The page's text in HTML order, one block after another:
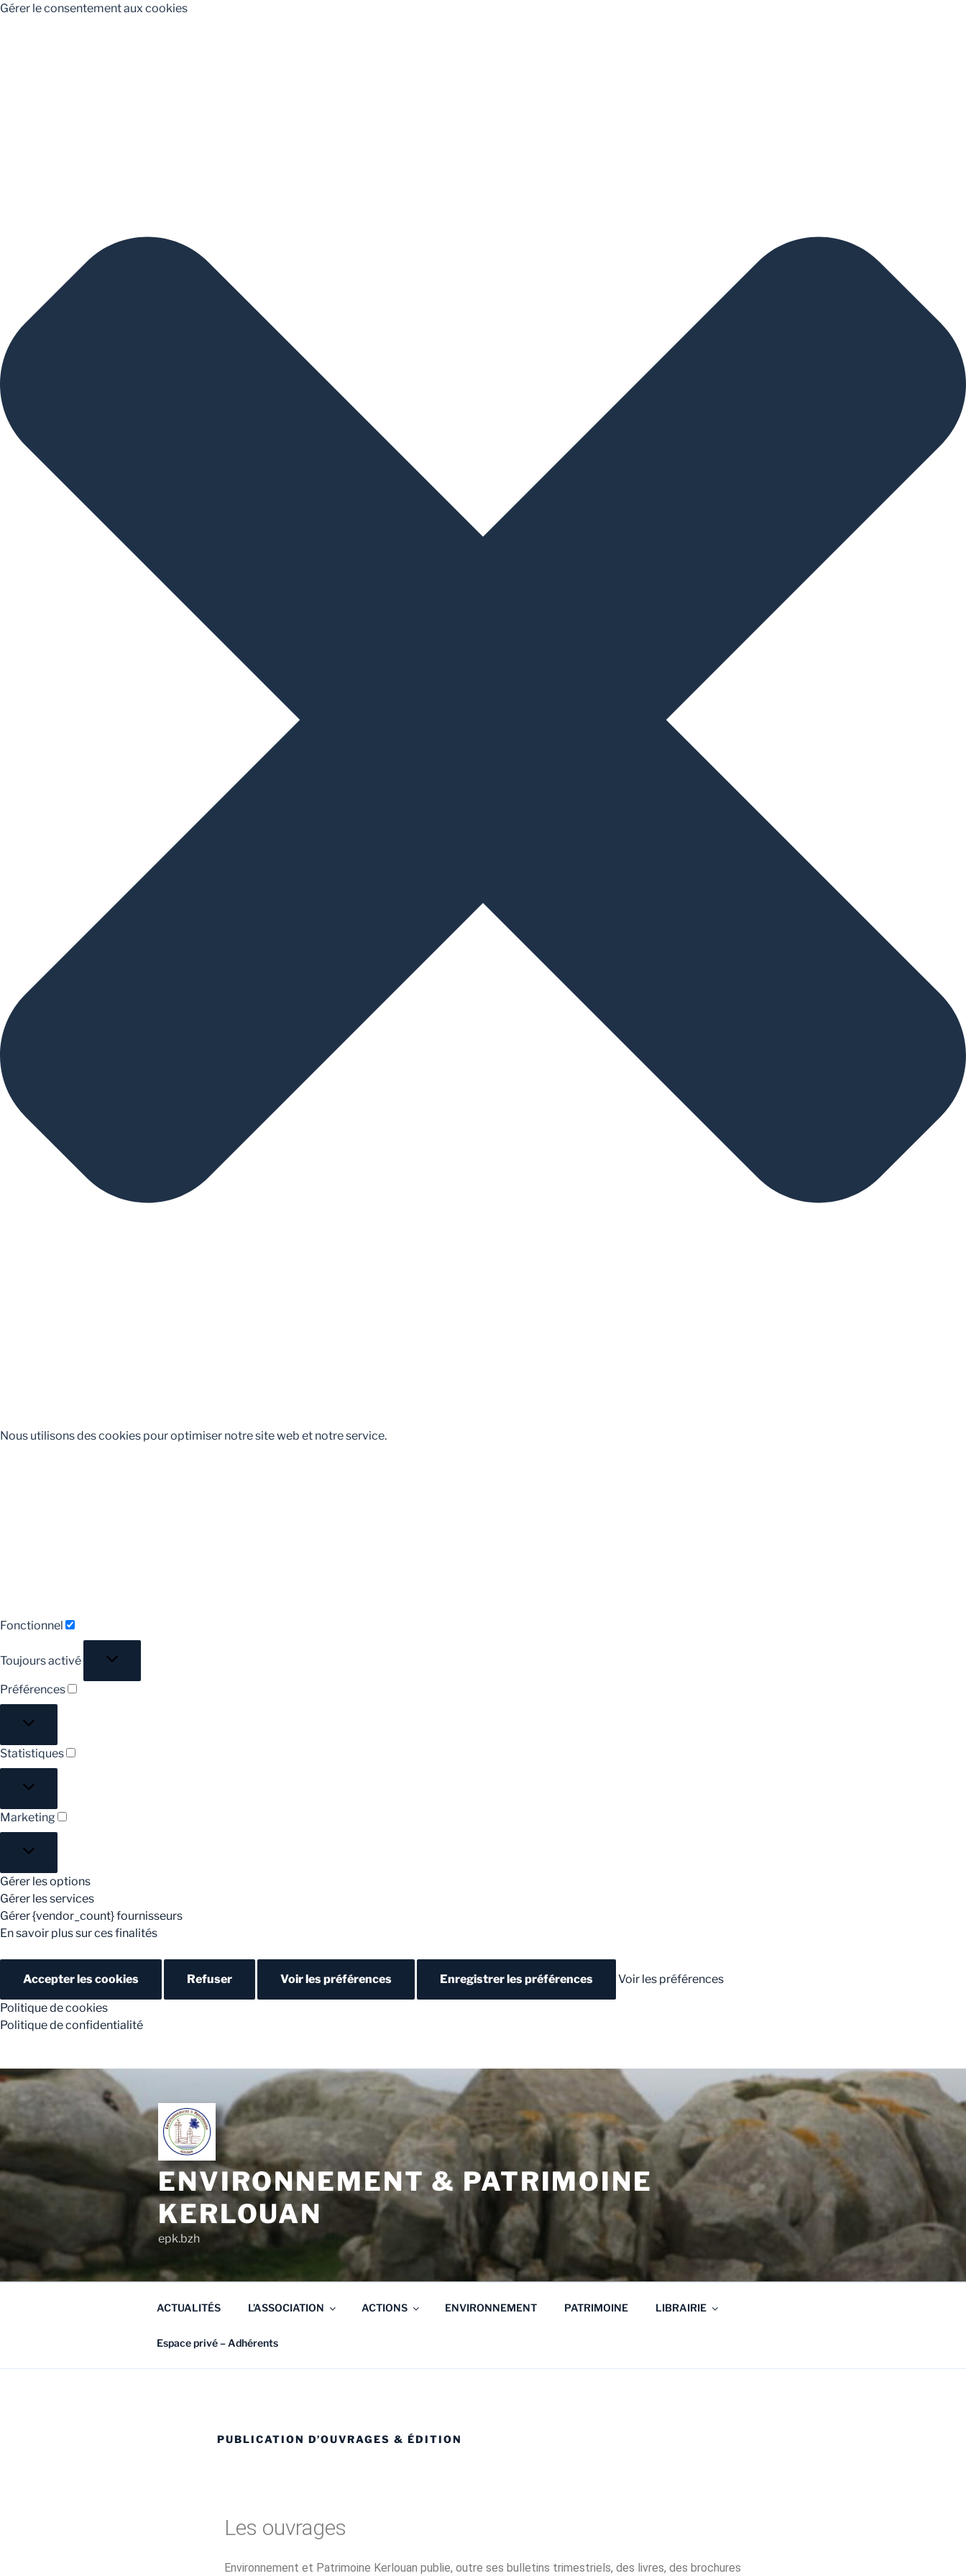
Gérer le consentement aux cookies
Nous utilisons des cookies pour optimiser notre site web et notre service.
Fonctionnel
Toujours activé
Préférences
Statistiques
Marketing
Gérer les options
Gérer les services
Gérer {vendor_count} fournisseurs
En savoir plus sur ces finalités
Accepter les cookies Refuser Voir les préférences Enregistrer les préférences Voir les préférences
Politique de cookies
Politique de confidentialité
ENVIRONNEMENT & PATRIMOINE
KERLOUAN
epk.bzh
ACTUALITÉS L’ASSOCIATION ACTIONS ENVIRONNEMENT PATRIMOINE LIBRAIRIE
Espace privé – Adhérents
PUBLICATION D’OUVRAGES & ÉDITION
Les ouvrages
Environnement et Patrimoine Kerlouan publie, outre ses bulletins trimestriels, des livres, des brochures